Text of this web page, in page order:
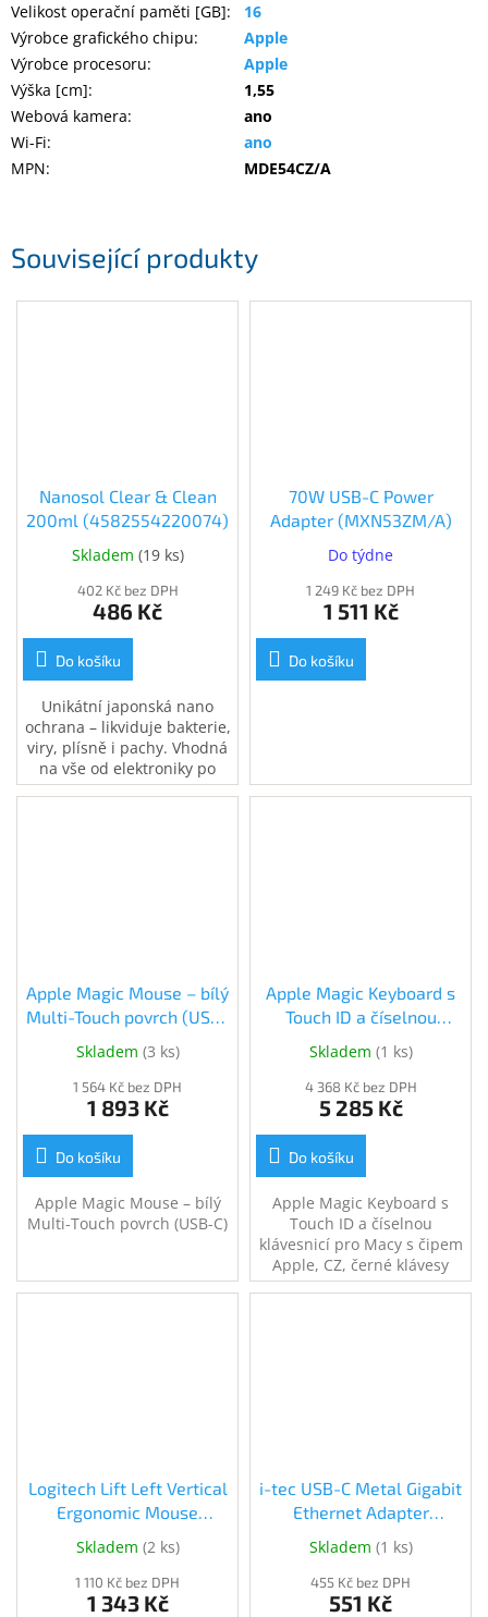
Související produkty
Nanosol Clear & Clean
200ml (4582554220074)
Skladem (19 ks)
402 Kč bez DPH
486 Kč
Do košíku
Unikátní japonská nano
ochrana – likviduje bakterie,
viry, plísně i pachy. Vhodná
na vše od elektroniky po
koupelny, kuchyně či
70W USB-C Power
Adapter (MXN53ZM/A)
Do týdne
1 249 Kč bez DPH
1 511 Kč
Do košíku
Apple Magic Mouse – bílý
Multi-Touch povrch (USB-
Skladem (3 ks)
1 564 Kč bez DPH
1 893 Kč
Do košíku
Apple Magic Mouse – bílý
Multi-Touch povrch (USB-C)
Apple Magic Keyboard s
Touch ID a číselnou
klávesy (MXK83CZ/A)
Skladem (1 ks)
4 368 Kč bez DPH
5 285 Kč
Do košíku
Apple Magic Keyboard s
Touch ID a číselnou
klávesnicí pro Macy s čipem
Apple, CZ, černé klávesy
Logitech Lift Left Vertical
Ergonomic Mouse
Graphite (910-006474)
Skladem (2 ks)
1 110 Kč bez DPH
1 343 Kč
i-tec USB-C Metal Gigabit
Ethernet Adapter
(C31METALGLAN)
Skladem (1 ks)
455 Kč bez DPH
551 Kč
Velikost operační paměti [GB]:
16
Výrobce grafického chipu:
Apple
Výrobce procesoru:
Apple
Výška [cm]:
1,55
Webová kamera:
ano
Wi-Fi:
ano
MPN: MDE54CZ/A